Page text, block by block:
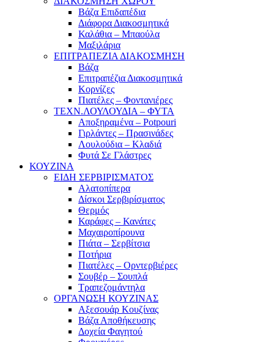
Βάζα Επιδαπέδια
Διάφορα Διακοσμητικά
Καλάθια – Μπαούλα
Μαξιλάρια
ΕΠΙΤΡΑΠΕΖΙΑ ΔΙΑΚΟΣΜΗΣΗ
Βάζα
Επιτραπέζια Διακοσμητικά
Κορνίζες
Πιατέλες – Φοντανιέρες
ΤΕΧΝ.ΛΟΥΛΟΥΔΙΑ – ΦΥΤΑ
Αποξηραμένα – Potpouri
Γιρλάντες – Πρασινάδες
Λουλούδια – Κλαδιά
Φυτά Σε Γλάστρες
ΚΟΥΖΙΝΑ
ΕΙΔΗ ΣΕΡΒΙΡΙΣΜΑΤΟΣ
Αλατοπίπερα
Δίσκοι Σερβιρίσματος
Θερμός
Καράφες – Κανάτες
Μαχαιροπίρουνα
Πιάτα – Σερβίτσια
Ποτήρια
Πιατέλες – Ορντερβιέρες
Σουβέρ – Σουπλά
Τραπεζομάντηλα
ΟΡΓΑΝΩΣΗ ΚΟΥΖΙΝΑΣ
Αξεσουάρ Κουζίνας
Βάζα Αποθήκευσης
Δοχεία Φαγητού